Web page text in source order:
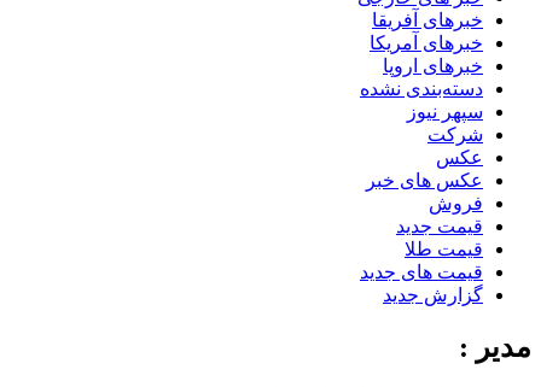
خبرهای آفریقا
خبرهای آمریکا
خبرهای اروپا
دسته‌بندی نشده
سپهر نیوز
شرکت
عکس
عکس های خبر
فروش
قیمت جدید
قیمت طلا
قیمت های جدید
گزارش جدید
مدیر :